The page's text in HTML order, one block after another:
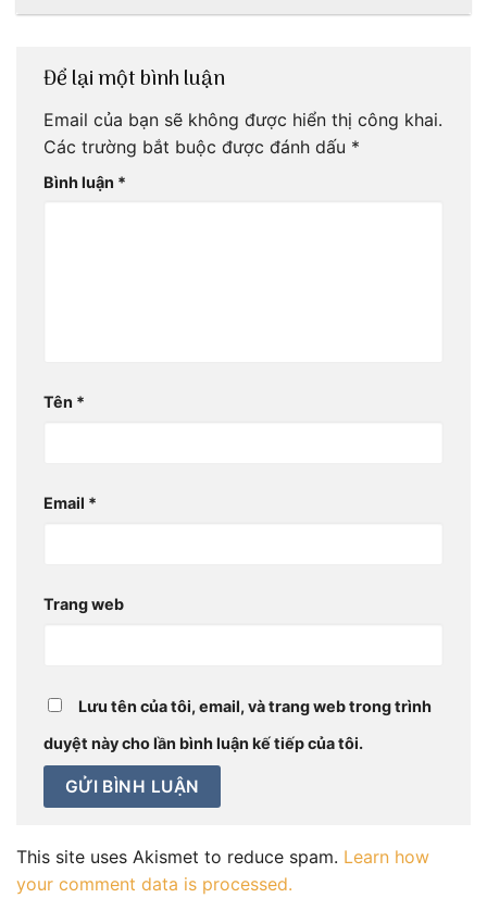
Để lại một bình luận
Email của bạn sẽ không được hiển thị công khai.
Các trường bắt buộc được đánh dấu *
Bình luận *
Tên *
Email *
Trang web
Lưu tên của tôi, email, và trang web trong trình
duyệt này cho lần bình luận kế tiếp của tôi.
This site uses Akismet to reduce spam. Learn how
your comment data is processed.